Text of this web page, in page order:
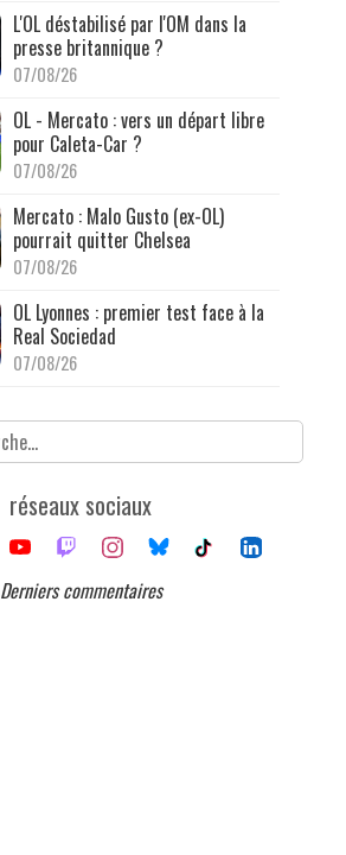
L'OL déstabilisé par l'OM dans la
presse britannique ?
07/08/26
OL - Mercato : vers un départ libre
pour Caleta-Car ?
07/08/26
Mercato : Malo Gusto (ex-OL)
pourrait quitter Chelsea
07/08/26
OL Lyonnes : premier test face à la
Real Sociedad
07/08/26
réseaux sociaux
Derniers commentaires